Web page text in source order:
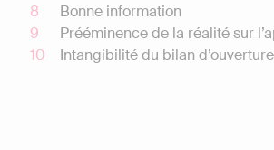
Bonne information
Prééminence de la réalité sur
Intangibilité du bilan d’ouverture